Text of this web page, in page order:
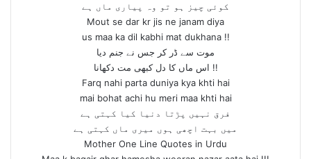
کوئی چیز ہو تو وہ پیاری ماں ہے
Mout se dar kr jis ne janam diya
us maa ka dil kabhi mat dukhana !!
موت سے ڈر کر جس نے جنم دیا
اس ماں کا دل کبھی مت دکھانا !!
Farq nahi parta duniya kya khti hai
mai bohat achi hu meri maa khti hai
فرق نہیں پڑتا دنیا کیا کہتی ہے
میں بہت اچھی ہوں میری ماں کہتی ہے
Mother One Line Quotes in Urdu